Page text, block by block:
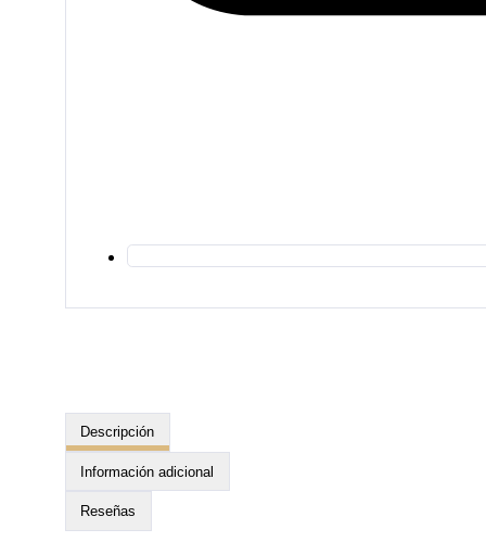
Descripción
Información adicional
Reseñas